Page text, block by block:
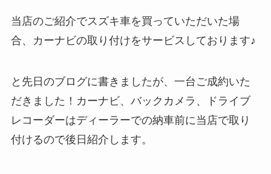
当店のご紹介でスズキ車を買っていただいた場
合、カーナビの取り付けをサービスしております♪
と先日のブログに書きましたが、一台ご成約いた
だきました！カーナビ、バックカメラ、ドライブ
レコーダーはディーラーでの納車前に当店で取り
付けるので後日紹介します。